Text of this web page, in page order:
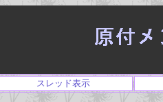
スレッド表示